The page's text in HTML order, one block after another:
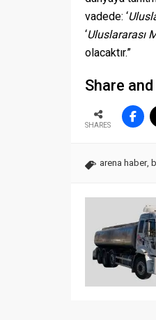
vadede: ‘
‘Uluslararası
olacaktır.”
Share
SHARES
arena haber,